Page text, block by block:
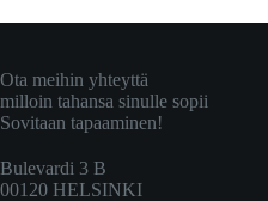
Ota meihin yhteyttä
milloin tahansa sinulle sopii
Sovitaan tapaaminen!
Bulevardi 3 B
00120 HELSINKI